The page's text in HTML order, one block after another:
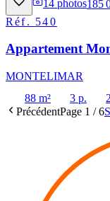
14 photos185
Réf. 540
Appartement
MONTELIMAR
88 m²
3 p.
PrécédentPage 1 /6